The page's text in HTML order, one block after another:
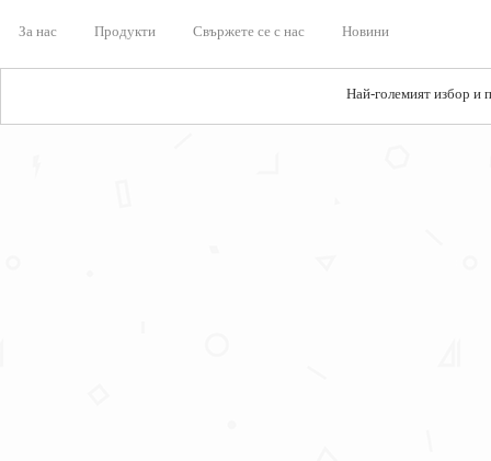
За нас Продукти Свържете се с нас Новини
Най-големият избор и